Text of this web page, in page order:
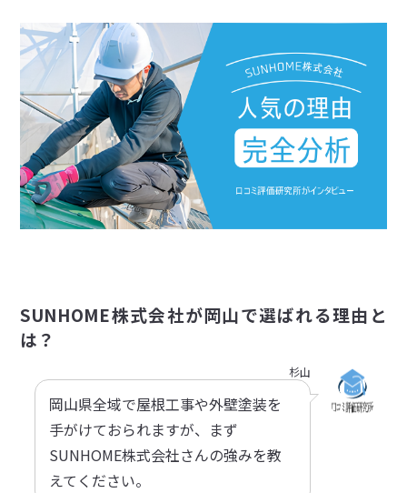
SUNHOME株式会社が岡山で選ばれる理由と
は？
杉山
岡山県全域で屋根工事や外壁塗装を
手がけておられますが、まず
SUNHOME株式会社さんの強みを教
えてください。